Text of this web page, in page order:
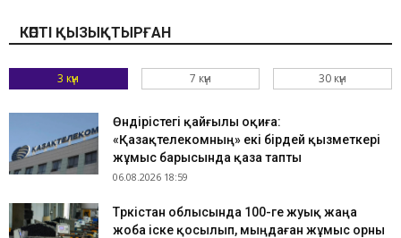
КӨПТІ ҚЫЗЫҚТЫРҒАН
3 күн 7 күн 30 күн
Өндірістегі қайғылы оқиға:
«Қазақтелекомның» екі бірдей қызметкері
жұмыс барысында қаза тапты
06.08.2026 18:59
Түркістан облысында 100-ге жуық жаңа
жоба іске қосылып, мыңдаған жұмыс орны